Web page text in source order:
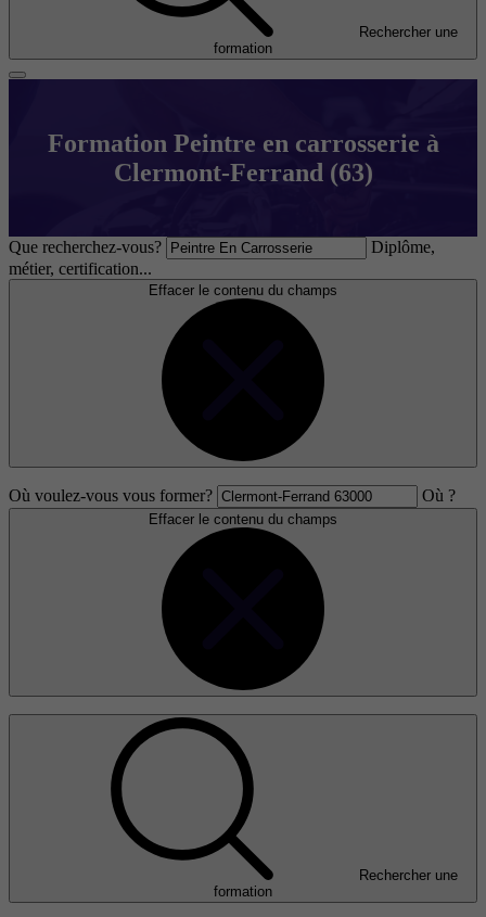
Rechercher une
formation
Formation Peintre en carrosserie à
Clermont-Ferrand (63)
Que recherchez-vous?
Diplôme,
métier, certification...
Effacer le contenu du champs
Où voulez-vous vous former? Où ?
Effacer le contenu du champs
Rechercher une
formation